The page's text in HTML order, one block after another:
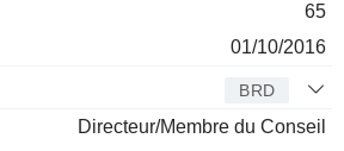
65
01/10/2016
BRD
Directeur/Membre du Conseil